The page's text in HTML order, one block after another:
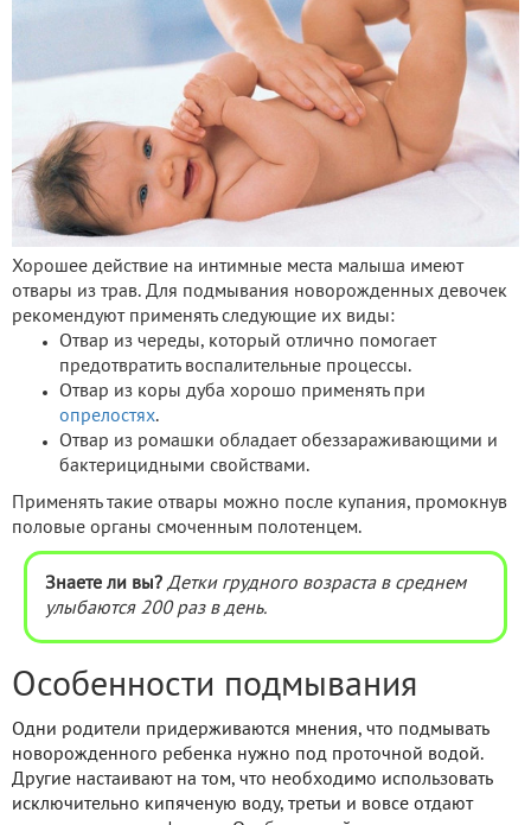
Хорошее действие на интимные места малыша имеют
отвары из трав. Для подмывания новорожденных девочек
рекомендуют применять следующие их виды:
Отвар из череды, который отлично помогает
предотвратить воспалительные процессы.
Отвар из коры дуба хорошо применять при
опрелостях.
Отвар из ромашки обладает обеззараживающими и
бактерицидными свойствами.
Применять такие отвары можно после купания, промокнув
половые органы смоченным полотенцем.
Знаете ли вы? Детки грудного возраста в среднем
улыбаются 200 раз в день.
Особенности подмывания
Одни родители придерживаются мнения, что подмывать
новорожденного ребенка нужно под проточной водой.
Другие настаивают на том, что необходимо использовать
исключительно кипяченую воду, третьи и вовсе отдают